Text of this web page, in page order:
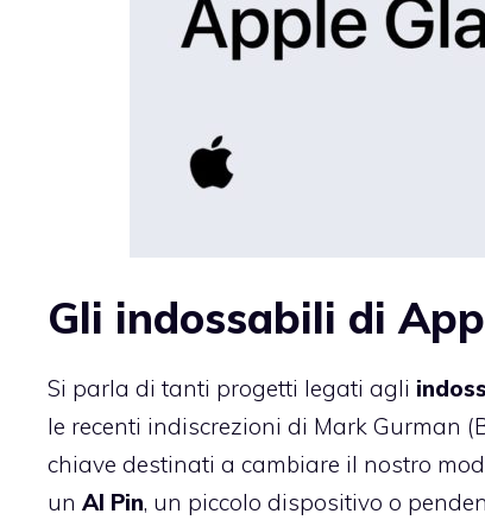
Gli indossabili di
Si parla di tanti progetti legati agli
le recenti indiscrezioni di Mark Gurman
chiave destinati a cambiare il nostro
un AI Pin, un piccolo dispositivo o